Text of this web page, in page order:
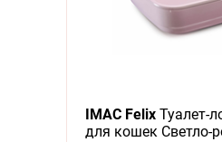
IMAC FelixТуалет-
для кошек Светло-